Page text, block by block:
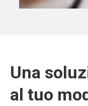
Una
al tuo